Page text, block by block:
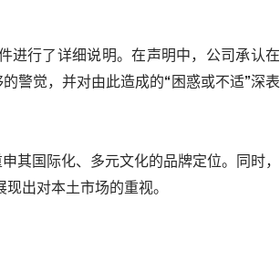
进行了详细说明。在声明中，公司承认在
警觉，并对由此造成的“困惑或不适”深表
其国际化、多元文化的品牌定位。同时，
出对本土市场的重视。